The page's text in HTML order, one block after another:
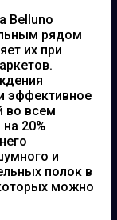
Belluno
рядом
их при
эффективное
во всем
20%
и
полок в
можно